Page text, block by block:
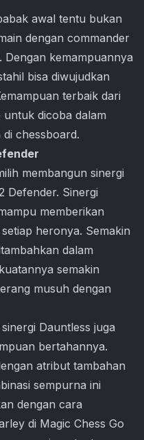
awal tentu bukan
dengan commander
. Dengan kemampuannya
bisa diwujudkan
terbaik dari
dicoba dalam
chessboard.
membangun sinergi
Defender. Sinergi
memberikan
heronya. Semakin
dalam
semakin
musuh dengan
Dauntless juga
bertahannya.
atribut tambahan
sempurna ini
dengan cara
di Magic Chess Go